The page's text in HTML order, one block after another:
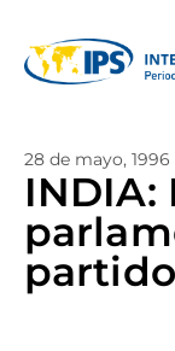
28 de mayo, 1996
INDIA: